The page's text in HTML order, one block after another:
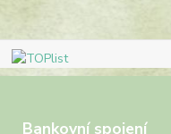
Bankovní spojení